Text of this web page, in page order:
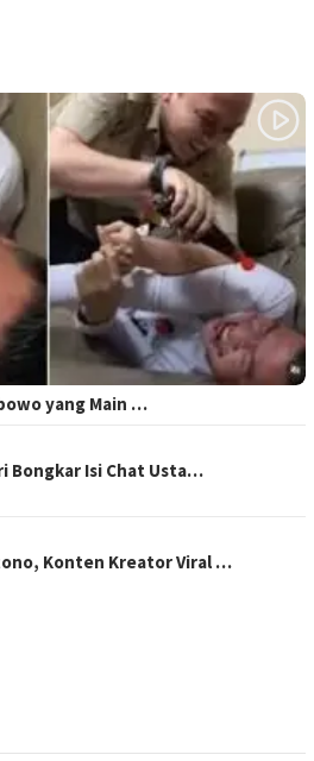
yang Main …
Bongkar Isi Chat Usta…
Konten Kreator Viral …